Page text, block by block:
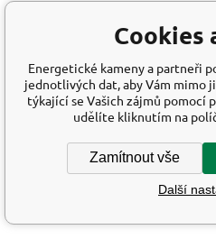
Cookies
Energetické kameny a partneři
jednotlivých dat, aby Vám mimo
týkající se Vašich zájmů pomocí
udělíte kliknutím na
Zamítnout vše
Další